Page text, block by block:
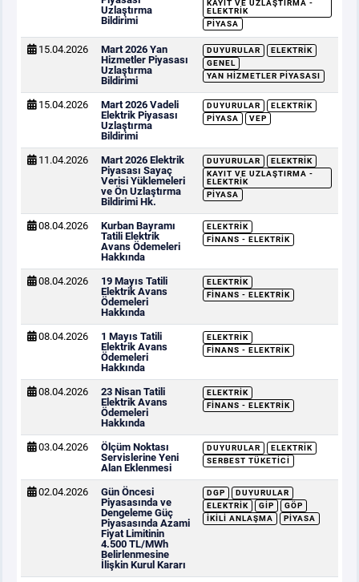
Uzlaştırma
Bildirimi
KAYIT VE UZLAŞTIRMA -
ELEKTRIK
PIYASA
15.04.2026
Mart 2026 Yan
Hizmetler Piyasası
Uzlaştırma
Bildirimi
DUYURULAR
ELEKTRIK
GENEL
YAN HIZMETLER PIYASASI
15.04.2026
Mart 2026 Vadeli
Elektrik Piyasası
Uzlaştırma
Bildirimi
DUYURULAR
ELEKTRIK
PIYASA
VEP
11.04.2026
Mart 2026 Elektrik
Piyasası Sayaç
Verisi Yüklemeleri
ve Ön Uzlaştırma
Bildirimi Hk.
DUYURULAR
ELEKTRIK
KAYIT VE UZLAŞTIRMA -
ELEKTRIK
PIYASA
08.04.2026
Kurban Bayramı
Tatili Elektrik
Avans Ödemeleri
Hakkında
ELEKTRIK
FINANS - ELEKTRIK
08.04.2026
19 Mayıs Tatili
Elektrik Avans
Ödemeleri
Hakkında
ELEKTRIK
FINANS - ELEKTRIK
08.04.2026
1 Mayıs Tatili
Elektrik Avans
Ödemeleri
Hakkında
ELEKTRIK
FINANS - ELEKTRIK
08.04.2026
23 Nisan Tatili
Elektrik Avans
Ödemeleri
Hakkında
ELEKTRIK
FINANS - ELEKTRIK
03.04.2026
Ölçüm Noktası
Servislerine Yeni
Alan Eklenmesi
DUYURULAR
ELEKTRIK
SERBEST TÜKETICI
02.04.2026
Gün Öncesi
Piyasasında ve
Dengeleme Güç
Piyasasında Azami
Fiyat Limitinin
4.500 TL/MWh
Belirlenmesine
İlişkin Kurul Kararı
DGP
DUYURULAR
ELEKTRIK
GİP
GÖP
İKILI ANLAŞMA
PIYASA